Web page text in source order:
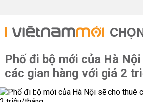
Phố đi bộ mới của Hà
các gian hàng với giá 2